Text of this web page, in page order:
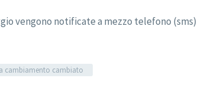
vengono notificate a mezzo telefono
cambiamento cambiato